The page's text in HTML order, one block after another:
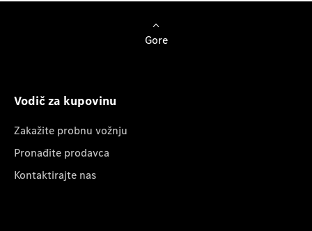
Gore
Vodič za kupovinu
Zakažite probnu vožnju
Pronađite prodavca
Kontaktirajte nas